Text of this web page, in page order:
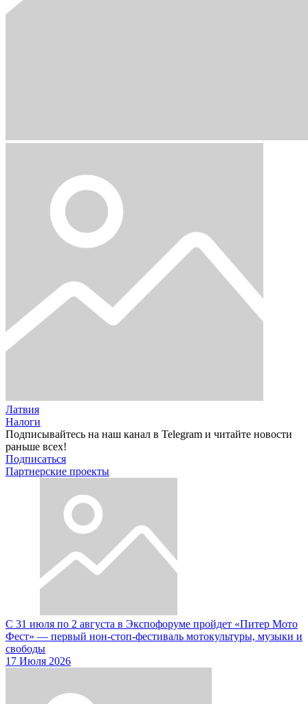
Латвия
Налоги
Подписывайтесь на наш канал в Telegram и читайте новости
раньше всех!
Подписаться
Партнерские проекты
С 31 июля по 2 августа в Экспофоруме пройдет «Питер Мото
Фест» — первый нон-стоп-фестиваль мотокультуры, музыки и
свободы
17 Июля 2026